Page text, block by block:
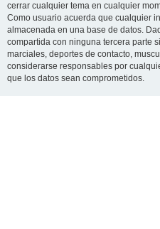
cerrar cualquier tema en cualquier
Como usuario acuerda que cualquier
almacenada en una base de datos.
compartida con ninguna tercera parte
marciales, deportes de contacto,
considerarse responsables por
que los datos sean comprometidos.